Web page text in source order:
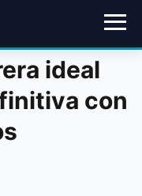
ideal
con